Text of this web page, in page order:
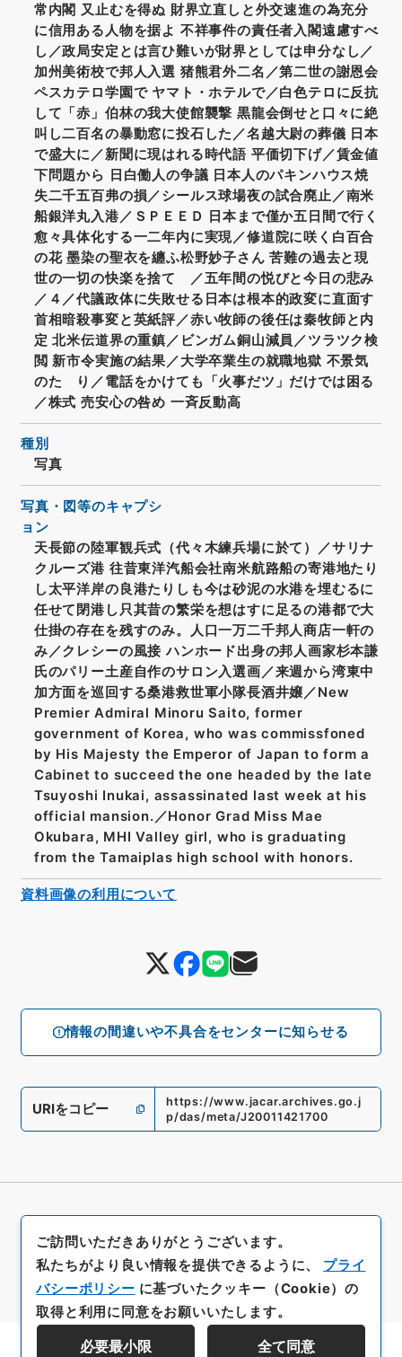
情報の間違いや不具合をセンターに知らせる
常内閣 又止むを得ぬ 財界立直しと外交速進の為充分
に信用ある人物を据よ 不祥事件の責任者入閣遠慮すべ
し／政局安定とは言ひ難いが財界としては申分なし／
加州美術校で邦人入選 猪熊君外二名／第二世の謝恩会
ペスカテロ学園で ヤマト・ホテルで／白色テロに反抗
して「赤」伯林の我大使館襲撃 黒龍会倒せと口々に絶
叫し二百名の暴動窓に投石した／名越大尉の葬儀 日本
で盛大に／新聞に現はれる時代語 平価切下げ／賃金値
下問題から 日白働人の争議 日本人のパキンハウス焼
失二千五百弗の損／シールス球場夜の試合廃止／南米
船銀洋丸入港／ＳＰＥＥＤ 日本まで僅か五日間で行く
愈々具体化する一二年内に実現／修道院に咲く白百合
の花 墨染の聖衣を纏ふ松野妙子さん 苦難の過去と現
世の一切の快楽を捨てゝ／五年間の悦びと今日の悲み
／４／代議政体に失敗せる日本は根本的政変に直面す
首相暗殺事変と英紙評／赤い牧師の後任は秦牧師と内
定 北米伝道界の重鎮／ビンガム銅山減員／ツラツク検
閲 新市令実施の結果／大学卒業生の就職地獄 不景気
のたゞり／電話をかけても「火事だツ」だけでは困る
／株式 売安心の咎め 一斉反動高
種別
写真
写真・図等のキャプシ
ョン
天長節の陸軍観兵式（代々木練兵場に於て）／サリナ
クルーズ港 往昔東洋汽船会社南米航路船の寄港地たり
し太平洋岸の良港たりしも今は砂泥の水港を埋むるに
任せて閉港し只其昔の繁栄を想はすに足るの港都で大
仕掛の存在を残すのみ。人口一万二千邦人商店一軒の
み／クレシーの風接 ハンホード出身の邦人画家杉本謙
氏のパリー土産自作のサロン入選画／来週から湾東中
加方面を巡回する桑港救世軍小隊長酒井嬢／New
Premier Admiral Minoru Saito, former
government of Korea, who was commissfoned
by His Majesty the Emperor of Japan to form a
Cabinet to succeed the one headed by the late
Tsuyoshi Inukai, assassinated last week at his
official mansion.／Honor Grad Miss Mae
Okubara, MHI Valley girl, who is graduating
from the Tamaiplas high school with honors.
URIをコピー
https://www.jacar.archives.go.j
p/das/meta/J20011421700
資料画像の利用について
ご訪問いただきありがとうございます。
私たちがより良い情報を提供できるように、 プライ
バシーポリシー に基づいたクッキー（Cookie）の
取得と利用に同意をお願いいたします。
必要最小限 全て同意